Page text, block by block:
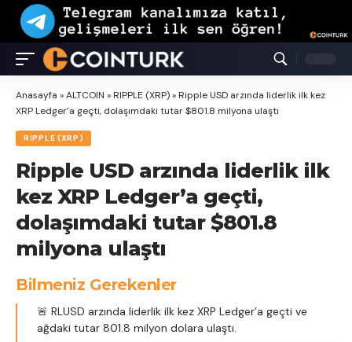
Anasayfa »ALTCOIN »RIPPLE (XRP)»Ripple USD arzında liderlik ilk kez
XRP Ledger’a geçti, dolaşımdaki tutar $801.8 milyona ulaştı
RIPPLE (XRP)
Ripple USD arzında liderlik ilk
kez XRP Ledger’a geçti,
dolaşımdaki tutar $801.8
milyona ulaştı
Bilmeniz Gerekenler
🚨 RLUSD arzında liderlik ilk kez XRP Ledger’a geçti ve
ağdaki tutar 801.8 milyon dolara ulaştı.